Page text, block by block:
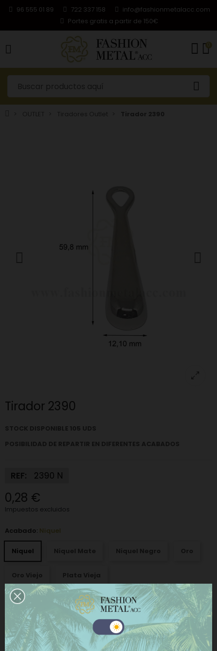
96 555 01 89 722 337 158
info@fashionmetalacc.com
Portes gratis a partir de 150€
0
Tirador 2390
REF: 2390 N
0,28 €
Impuestos excluidos
Acabado: Niquel
Niquel
− AÑADIR AL CARRITO
COMPRAR AHORA
Este sitio web utiliza cookies propias y de terceros
para mejorar nuestros servicios y mostrarle
publicidad relacionada con sus preferencias